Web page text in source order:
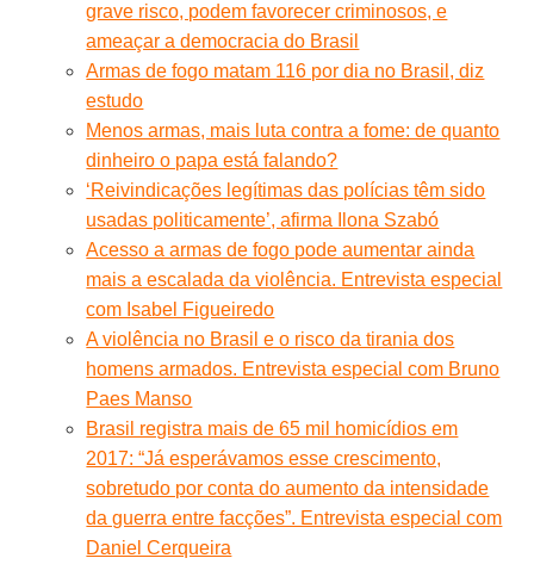
grave risco, podem favorecer criminosos, e
ameaçar a democracia do Brasil
Armas de fogo matam 116 por dia no Brasil, diz
estudo
Menos armas, mais luta contra a fome: de quanto
dinheiro o papa está falando?
‘Reivindicações legítimas das polícias têm sido
usadas politicamente’, afirma Ilona Szabó
Acesso a armas de fogo pode aumentar ainda
mais a escalada da violência. Entrevista especial
com Isabel Figueiredo
A violência no Brasil e o risco da tirania dos
homens armados. Entrevista especial com Bruno
Paes Manso
Brasil registra mais de 65 mil homicídios em
2017: “Já esperávamos esse crescimento,
sobretudo por conta do aumento da intensidade
da guerra entre facções”. Entrevista especial com
Daniel Cerqueira